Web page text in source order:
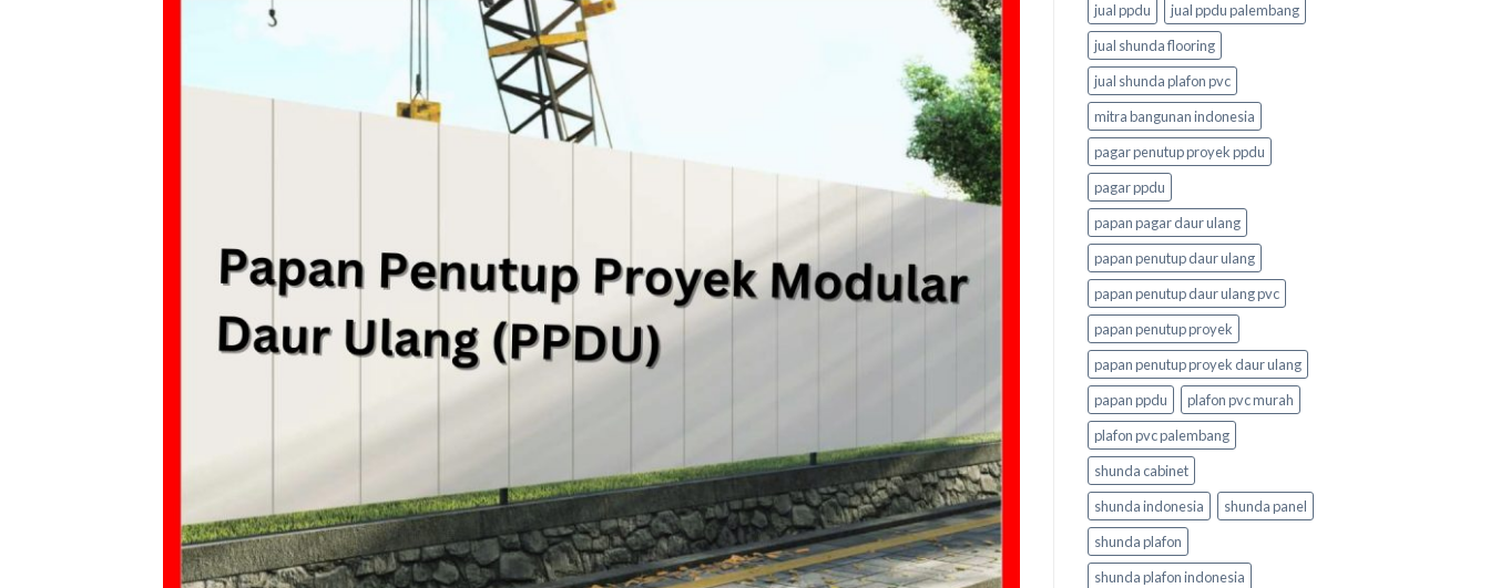
jual ppdu
jual ppdu palembang
jual shunda flooring
jual shunda plafon pvc
mitra bangunan indonesia
pagar penutup proyek ppdu
pagar ppdu
papan pagar daur ulang
papan penutup daur ulang
papan penutup daur ulang pvc
papan penutup proyek
papan penutup proyek daur ulang
papan ppdu
plafon pvc murah
plafon pvc palembang
shunda cabinet
shunda indonesia
shunda panel
shunda plafon
shunda plafon indonesia